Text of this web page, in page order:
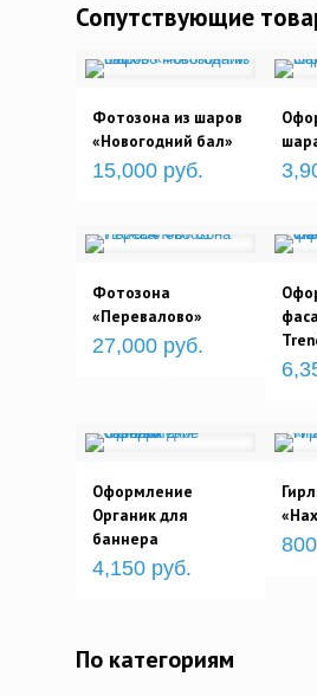
Сопутствующие
Фотозона из шаров
«Новогодний бал»
15,000 руб.
Фотозона
«Перевалово»
27,000 руб.
Оформление
Органик для
баннера
4,150 руб.
По категориям